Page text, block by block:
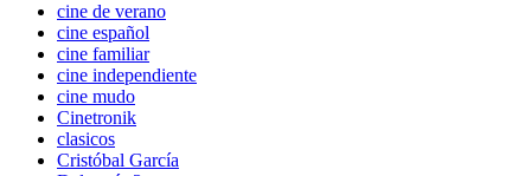
cine de verano
cine español
cine familiar
cine independiente
cine mudo
Cinetronik
clasicos
Cristóbal García